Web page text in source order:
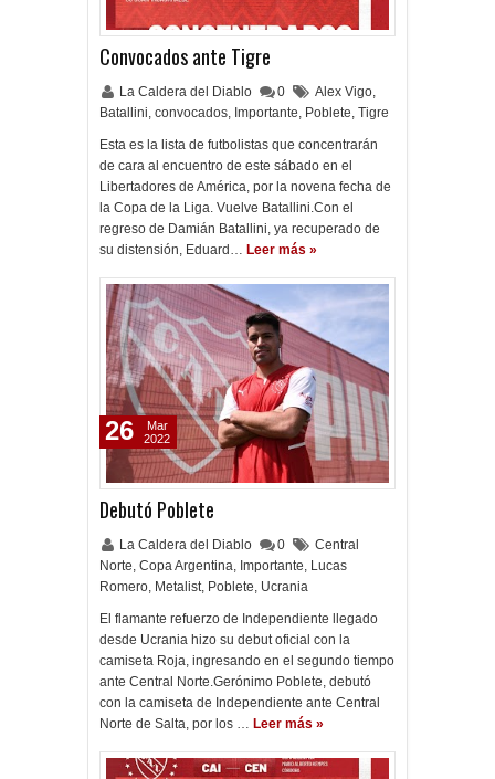
Convocados ante Tigre
La Caldera del Diablo 0 Alex Vigo,
Batallini, convocados, Importante, Poblete, Tigre
Esta es la lista de futbolistas que concentrarán
de cara al encuentro de este sábado en el
Libertadores de América, por la novena fecha de
la Copa de la Liga. Vuelve Batallini.Con el
regreso de Damián Batallini, ya recuperado de
su distensión, Eduard… Leer más »
Debutó Poblete
La Caldera del Diablo 0
Central
Norte, Copa Argentina, Importante, Lucas
Romero, Metalist, Poblete, Ucrania
El flamante refuerzo de Independiente llegado
desde Ucrania hizo su debut oficial con la
camiseta Roja, ingresando en el segundo tiempo
ante Central Norte.Gerónimo Poblete, debutó
con la camiseta de Independiente ante Central
Norte de Salta, por los … Leer más »
26
Mar
2022